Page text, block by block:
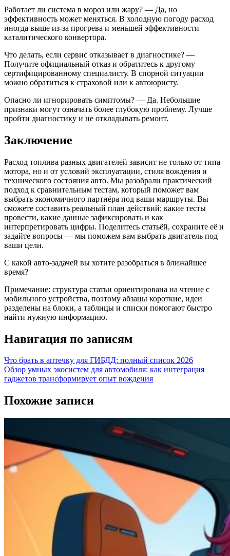
Работает ли система в мороз или жару? — Да, но
эффективность может меняться. В холодную погоду расход
иногда выше из-за прогрева и меньшей эффективности
каталитического конвертора.
Что делать, если сервис отказывает в диагностике? —
Получите официальный отказ и обратитесь к другому
сертифицированному специалисту. В спорной ситуации
можно обратиться к страховой или к автоюристу.
Опасно ли игнорировать симптомы? — Да. Небольшие
признаки могут означать более глубокую проблему. Лучше
пройти диагностику и не откладывать ремонт.
Заключение
Расход топлива разных двигателей зависит не только от типа
мотора, но и от условий эксплуатации, стиля вождения и
технического состояния авто. Мы разобрали практический
подход к сравнительным тестам, который поможет вам
выбрать экономичного партнёра под ваши маршруты. Вы
сможете составить реальный план действий: какие тесты
провести, какие данные зафиксировать и как
интерпретировать цифры. Поделитесь статьёй, сохраните её и
задайте вопросы — мы поможем вам выбрать двигатель под
ваши цели.
С какой авто‑задачей вы хотите разобраться в ближайшее
время?
Примечание: структура статьи ориентирована на чтение с
мобильного устройства, поэтому абзацы короткие, идеи
разделены на блоки, а таблицы и списки помогают быстро
найти нужную информацию.
Навигация по записям
Что брать в аптечку для ГИБДД: полный список 2026
Обзор умных экосистем для автомобиля: как интеграция
гаджетов трансформирует опыт вождения
Похожие записи